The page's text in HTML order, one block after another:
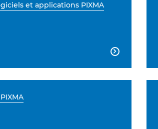
et applications PIXMA
